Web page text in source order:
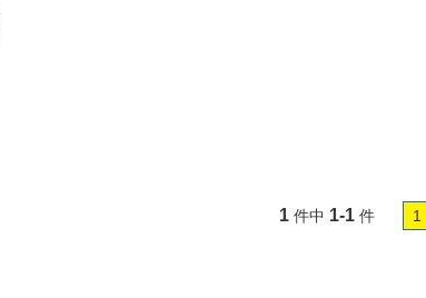
1 件中 1-1 件 1